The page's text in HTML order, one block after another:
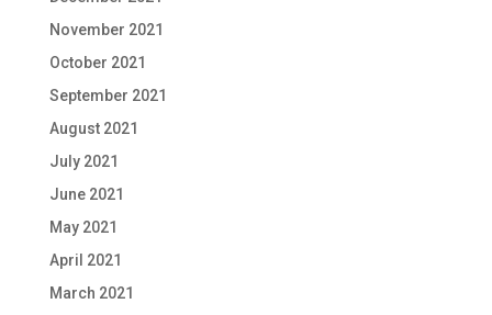
November 2021
October 2021
September 2021
August 2021
July 2021
June 2021
May 2021
April 2021
March 2021